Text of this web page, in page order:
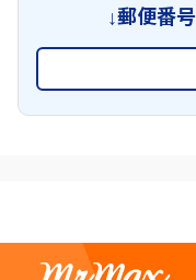
↓郵便番